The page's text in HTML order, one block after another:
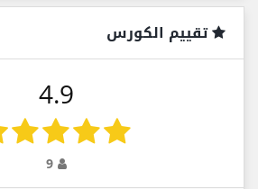
تقييم الكورس
4.9
9